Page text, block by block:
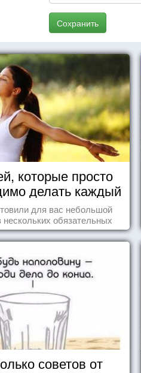
Сохранить
которые просто
делать каждый
день
для вас небольшой
нескольких обязательных
должны стать частью
вашего дня.
советов от